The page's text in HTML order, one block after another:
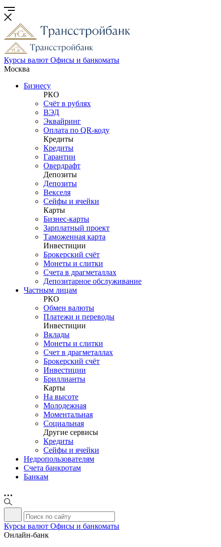
Курсы валют Офисы и банкоматы
Москва
Бизнесу
РКО
Счёт в рублях
ВЭД
Эквайринг
Оплата по QR-коду
Кредиты
Кредиты
Гарантии
Овердрафт
Депозиты
Депозиты
Векселя
Сейфы и ячейки
Карты
Бизнес-карты
Зарплатный проект
Таможенная карта
Инвестиции
Брокерский счёт
Монеты и слитки
Счета в драгметаллах
Депозитарное обслуживание
Частным лицам
РКО
Обмен валюты
Платежи и переводы
Инвестиции
Вклады
Монеты и слитки
Счет в драгметаллах
Брокерский счёт
Инвестиции
Бриллианты
Карты
На высоте
Молодежная
Моментальная
Социальная
Другие сервисы
Кредиты
Сейфы и ячейки
Недропользователям
Счета банкротам
Банкам
Курсы валют Офисы и банкоматы
Онлайн-банк